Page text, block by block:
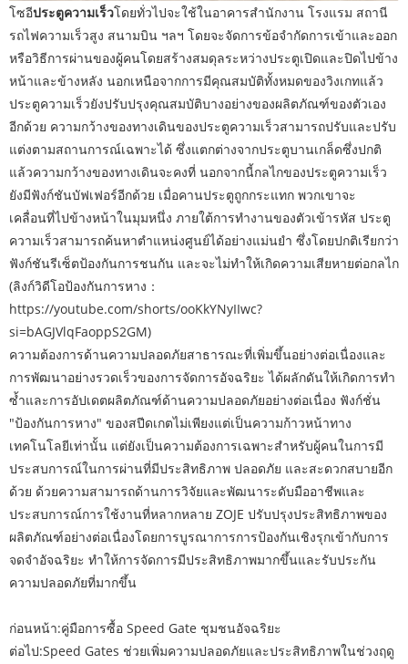
โซอีประตูความเร็วโดยทั่วไปจะใช้ในอาคารสำนักงาน โรงแรม สถานี
รถไฟความเร็วสูง สนามบิน ฯลฯ โดยจะจัดการข้อจำกัดการเข้าและออก
หรือวิธีการผ่านของผู้คนโดยสร้างสมดุลระหว่างประตูเปิดและปิดไปข้าง
หน้าและข้างหลัง นอกเหนือจากการมีคุณสมบัติทั้งหมดของวิงเกทแล้ว
ประตูความเร็วยังปรับปรุงคุณสมบัติบางอย่างของผลิตภัณฑ์ของตัวเอง
อีกด้วย ความกว้างของทางเดินของประตูความเร็วสามารถปรับและปรับ
แต่งตามสถานการณ์เฉพาะได้ ซึ่งแตกต่างจากประตูบานเกล็ดซึ่งปกติ
แล้วความกว้างของทางเดินจะคงที่ นอกจากนี้กลไกของประตูความเร็ว
ยังมีฟังก์ชันบัฟเฟอร์อีกด้วย เมื่อคานประตูถูกกระแทก พวกเขาจะ
เคลื่อนที่ไปข้างหน้าในมุมหนึ่ง ภายใต้การทำงานของตัวเข้ารหัส ประตู
ความเร็วสามารถค้นหาตำแหน่งศูนย์ได้อย่างแม่นยำ ซึ่งโดยปกติเรียกว่า
ฟังก์ชันรีเซ็ตป้องกันการชนกัน และจะไม่ทำให้เกิดความเสียหายต่อกลไก
(ลิงก์วิดีโอป้องกันการหาง：
https://youtube.com/shorts/ooKkYNyIIwc?
si=bAGJVlqFaoppS2GM)
ความต้องการด้านความปลอดภัยสาธารณะที่เพิ่มขึ้นอย่างต่อเนื่องและ
การพัฒนาอย่างรวดเร็วของการจัดการอัจฉริยะ ได้ผลักดันให้เกิดการทำ
ซ้ำและการอัปเดตผลิตภัณฑ์ด้านความปลอดภัยอย่างต่อเนื่อง ฟังก์ชั่น
"ป้องกันการหาง" ของสปีดเกตไม่เพียงแต่เป็นความก้าวหน้าทาง
เทคโนโลยีเท่านั้น แต่ยังเป็นความต้องการเฉพาะสำหรับผู้คนในการมี
ประสบการณ์ในการผ่านที่มีประสิทธิภาพ ปลอดภัย และสะดวกสบายอีก
ด้วย ด้วยความสามารถด้านการวิจัยและพัฒนาระดับมืออาชีพและ
ประสบการณ์การใช้งานที่หลากหลาย ZOJE ปรับปรุงประสิทธิภาพของ
ผลิตภัณฑ์อย่างต่อเนื่องโดยการบูรณาการการป้องกันเชิงรุกเข้ากับการ
จดจำอัจฉริยะ ทำให้การจัดการมีประสิทธิภาพมากขึ้นและรับประกัน
ความปลอดภัยที่มากขึ้น
ก่อนหน้า:คู่มือการซื้อ Speed ​​Gate ชุมชนอัจฉริยะ
ต่อไป:Speed ​​Gates ช่วยเพิ่มความปลอดภัยและประสิทธิภาพในช่วงฤดู